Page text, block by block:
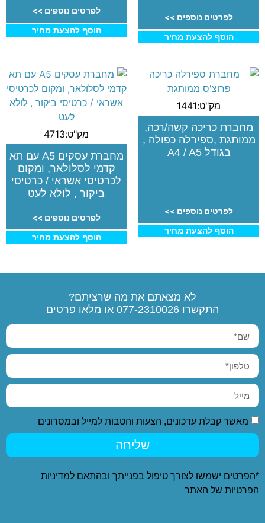
לפרטים נוספים >>
הוסף להצעת מחיר
לפרטים נוספים >>
הוסף להצעת מחיר
מק"ט:1441
מחברת כריכה קשה/רכה,
ממותגת ,ספירלה כפולה ,
בגודל A4 / A5
לפרטים נוספים >>
הוסף להצעת מחיר
מק"ט:4713
מחברת עסקים A5 עם תא
קדמי לסלולאר, ומקום
לכרטיסי אשראי / כרטיסי
ביקור , לולא לעט
לפרטים נוספים >>
הוסף להצעת מחיר
לא מצאתם את מה שרציתם?
התקשרו 077-2310026 או מלאו פרטים
מאשר קבלת עדכונים, הצעות והטבות למייל ובמסרונים
שליחה
*הפרטים ישמשו לצורך טיפול בפנייתך ובהתאם למדיניות
הפרטיות של האתר